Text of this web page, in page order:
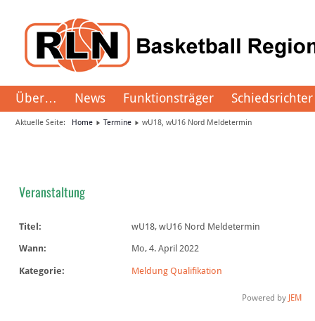
Über… News Funktionsträger Schiedsrichter
Aktuelle Seite: Home Termine wU18, wU16 Nord Meldetermin
Veranstaltung
Titel: wU18, wU16 Nord Meldetermin
Wann: Mo, 4. April 2022
Kategorie: Meldung Qualifikation
Powered by JEM